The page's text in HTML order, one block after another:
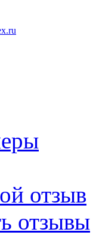
отзыв
отзывы